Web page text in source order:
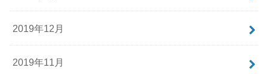
2019年12月
2019年11月